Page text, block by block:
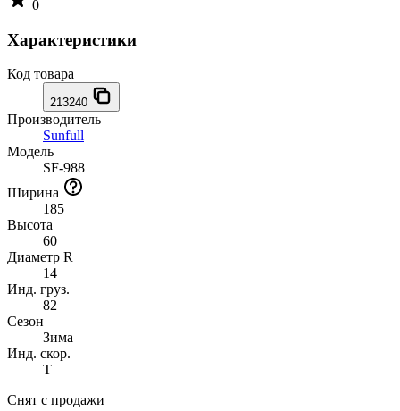
0
Характеристики
Код товара
213240
Производитель
Sunfull
Модель
SF-988
Ширина
185
Высота
60
Диаметр R
14
Инд. груз.
82
Сезон
Зима
Инд. скор.
T
Снят с продажи